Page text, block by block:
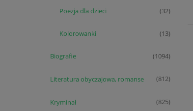
Poezja dla dzieci (32)
Kolorowanki (13)
Biografie (1094)
Literatura obyczajowa, romanse (812)
Kryminał (825)